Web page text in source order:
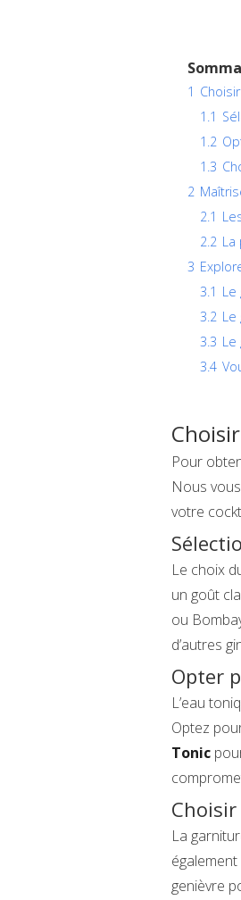
1
1.1
1.2
1.3
2
2.1
2.2 La
3
3.1 Le
3.2 Le
3.3 Le
3.4
Pour
Nous
votre
Le choix
un goût
ou
d’autres
Opter
L’eau
Optez
Tonic
La
genièvre